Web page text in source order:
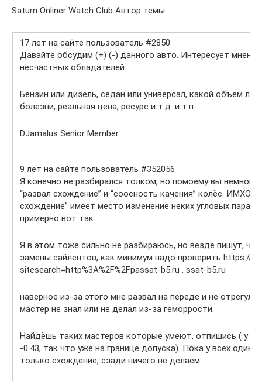
Saturn Onliner Watch Club Автор темы
17 лет на сайте пользователь #2850
Давайте обсудим (+) (-) данного авто. Интересует
несчастных обладателей
Бензин или дизель, седан или универсал, какой объем
болезни, реальная цена, ресурс и т.д. и т.п.
DJamalus Senior Member
9 лет на сайте пользователь #352056
Я конечно не разбирался толком, но помоему вы немного
“развал схождение” и “соосность качения” колёс. ИМХО:
схождение” имеет место изменение неких угловых
примерно вот так
Я в этом тоже сильно не разбираюсь, но везде пишут,
замены сайлентов, как минимум надо проверить https://
sitesearch=http%3A%2F%2Fpassat-b5.ru . ssat-b5.ru
наверное из-за этого мне развал на переде и не
мастер не знал или не делал из-за геморрости.
Найдёшь таких мастеров которые умеют, отпишись ( у
-0.43, так что уже на границе допуска). Пока у всех один
только схождение, сзади ничего не делаем.